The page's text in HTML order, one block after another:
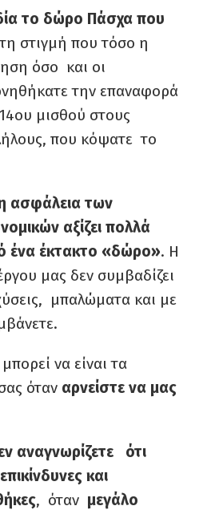
το δώρο Πάσχα που
στιγμή που τόσο η
όσο και οι
την επαναφορά
μισθού στους
που κόψατε το
ασφάλεια των
αξίζει πολλά
ένα έκτακτο «δώρο». Η
μας δεν συμβαδίζει
μπαλώματα και με
να είναι τα
όταν αρνείστε να μας
αναγνωρίζετε ότι
και
, όταν μεγάλο